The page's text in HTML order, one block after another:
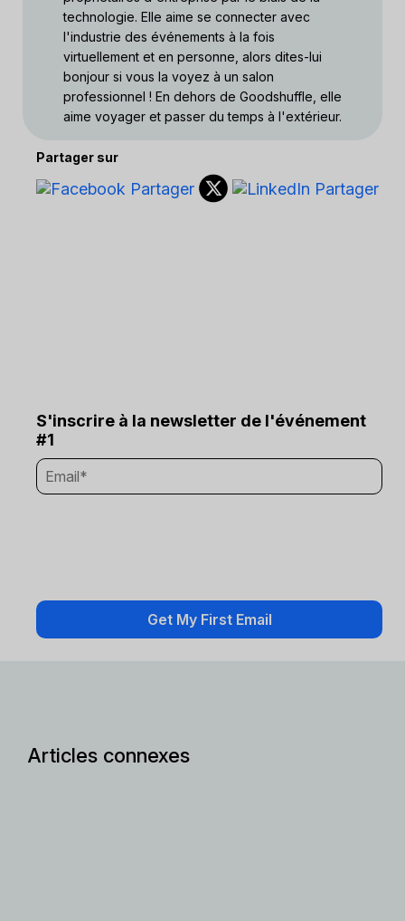
technologie. Elle aime se connecter avec
l'industrie des événements à la fois
virtuellement et en personne, alors dites-lui
bonjour si vous la voyez à un salon
professionnel ! En dehors de Goodshuffle, elle
aime voyager et passer du temps à l'extérieur.
Partager sur
S'inscrire à la newsletter de l'événement
#1
Articles connexes